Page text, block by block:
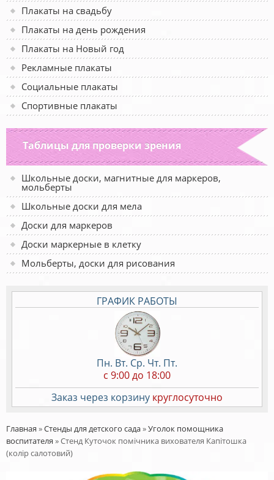
Плакаты на свадьбу
Плакаты на день рождения
Плакаты на Новый год
Рекламные плакаты
Социальные плакаты
Спортивные плакаты
Таблицы для проверки зрения
Школьные доски, магнитные для маркеров,
мольберты
Школьные доски для мела
Доски для маркеров
Доски маркерные в клетку
Мольберты, доски для рисования
ГРАФИК РАБОТЫ
Пн. Вт. Ср. Чт. Пт.
c 9:00 до 18:00
Заказ через корзину круглосуточно
Главная »Стенды для детского сада»Уголок помощника
воспитателя »Стенд Куточок помічника вихователя Капітошка
(колір салотовий)